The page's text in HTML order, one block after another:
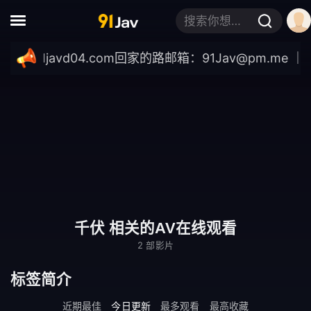
搜索你想要的关键词
91javd04.com回家的路邮箱： 91Jav@pm.me｜
千伏 相关的AV在线观看
2 部影片
标签简介
近期最佳 今日更新 最多观看 最高收藏